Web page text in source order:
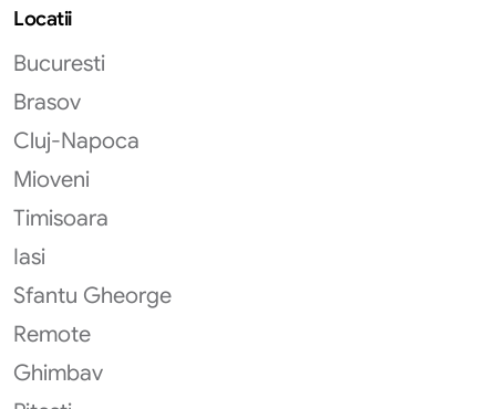
Locatii
Bucuresti
Brasov
Cluj-Napoca
Mioveni
Timisoara
Iasi
Sfantu Gheorge
Remote
Ghimbav